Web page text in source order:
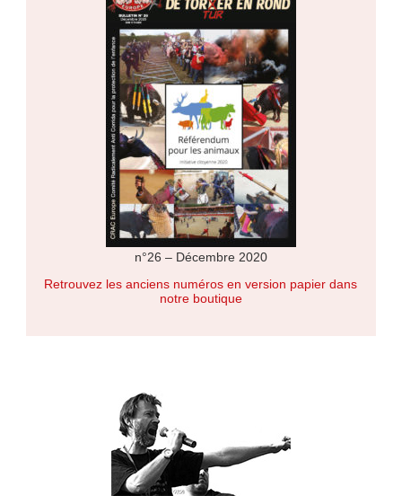
n°26 – Décembre 2020
Retrouvez les anciens numéros en version papier dans
notre boutique